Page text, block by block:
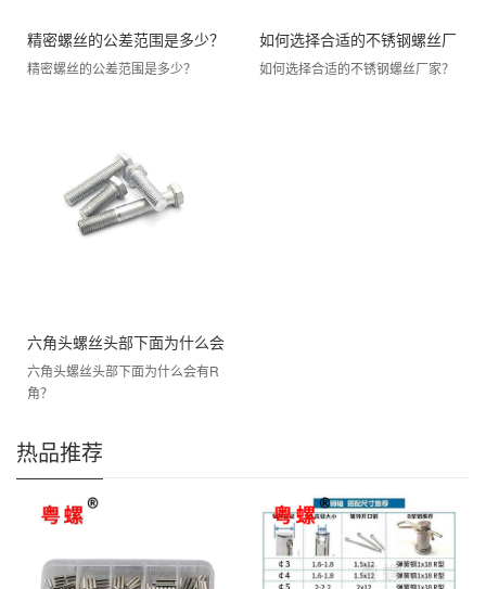
精密螺丝的公差范围是多少？
精密螺丝的公差范围是多少？
如何选择合适的不锈钢螺丝厂
家？
如何选择合适的不锈钢螺丝厂家？
六角头螺丝头部下面为什么会
有R角？
六角头螺丝头部下面为什么会有R
角？
热品推荐